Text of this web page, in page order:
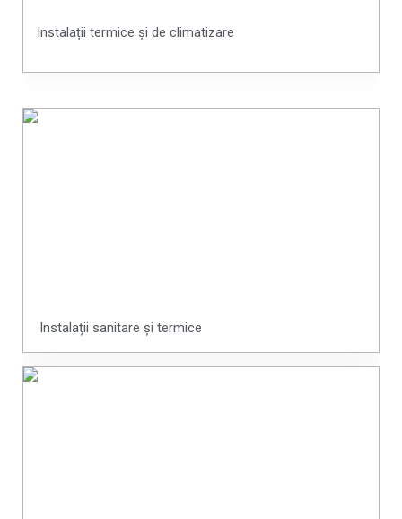
Instalații termice și de climatizare
Instalații sanitare și termice